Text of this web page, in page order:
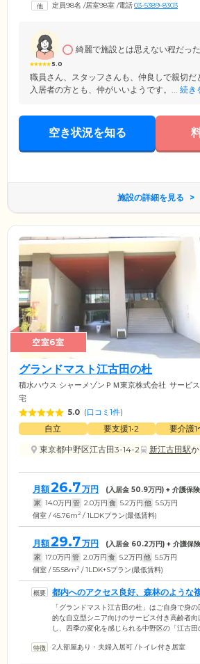
など身の回りのサポートや身体介助を実施。毎
定員98名 /居室98室 /電話03-5389-8303
5.0
綺麗で施設とは思えない程だった
職員さん、スタッフさんも、仲良しで親切だ
入居者の方とも、仲がいいようです。... 続き
空き状況を知る
施設の詳細を見る
空室6室
グランドマスト江古田の杜
積水ハウス シャーメゾンＰＭ東京株式会社 サービ
宅
5.0 (口コミ1件)
自立 要支援1•2 要介護1
東京都中野区江古田3-14-2
新江古田駅
月額26.7万円 (入居金 50.9万円) + 介護保
家 14.0万円 管 2.0万円 食 5.2万円 他 5.5万円
個室 / 45.76m2 / 1LDKプラン(最低賃料)
月額29.7万円 (入居金 60.2万円) + 介護保
家 17.0万円 管 2.0万円 食 5.2万円 他 5.5万円
個室 / 55.58m2 / 1LDK+Sプラン(最低賃料)
都内へのアクセス良好、森林のような
に生活できます
「グランドマスト江古田の杜」はご自身で身
的な自立型シニア向けのサービス付き高齢者
し、四季の変化を感じられる中野区の「江古
ライムメゾン江古田の杜プロジェクト」の一環
2人部屋あり・夫婦入居可 /トイレ付き居室